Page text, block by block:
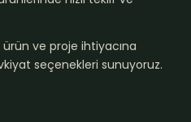
ürün ve proje ihtiyacına
seçenekleri sunuyoruz.